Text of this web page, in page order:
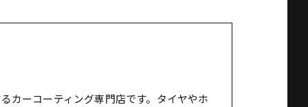
カーコーティング専門店です。タイヤやホ